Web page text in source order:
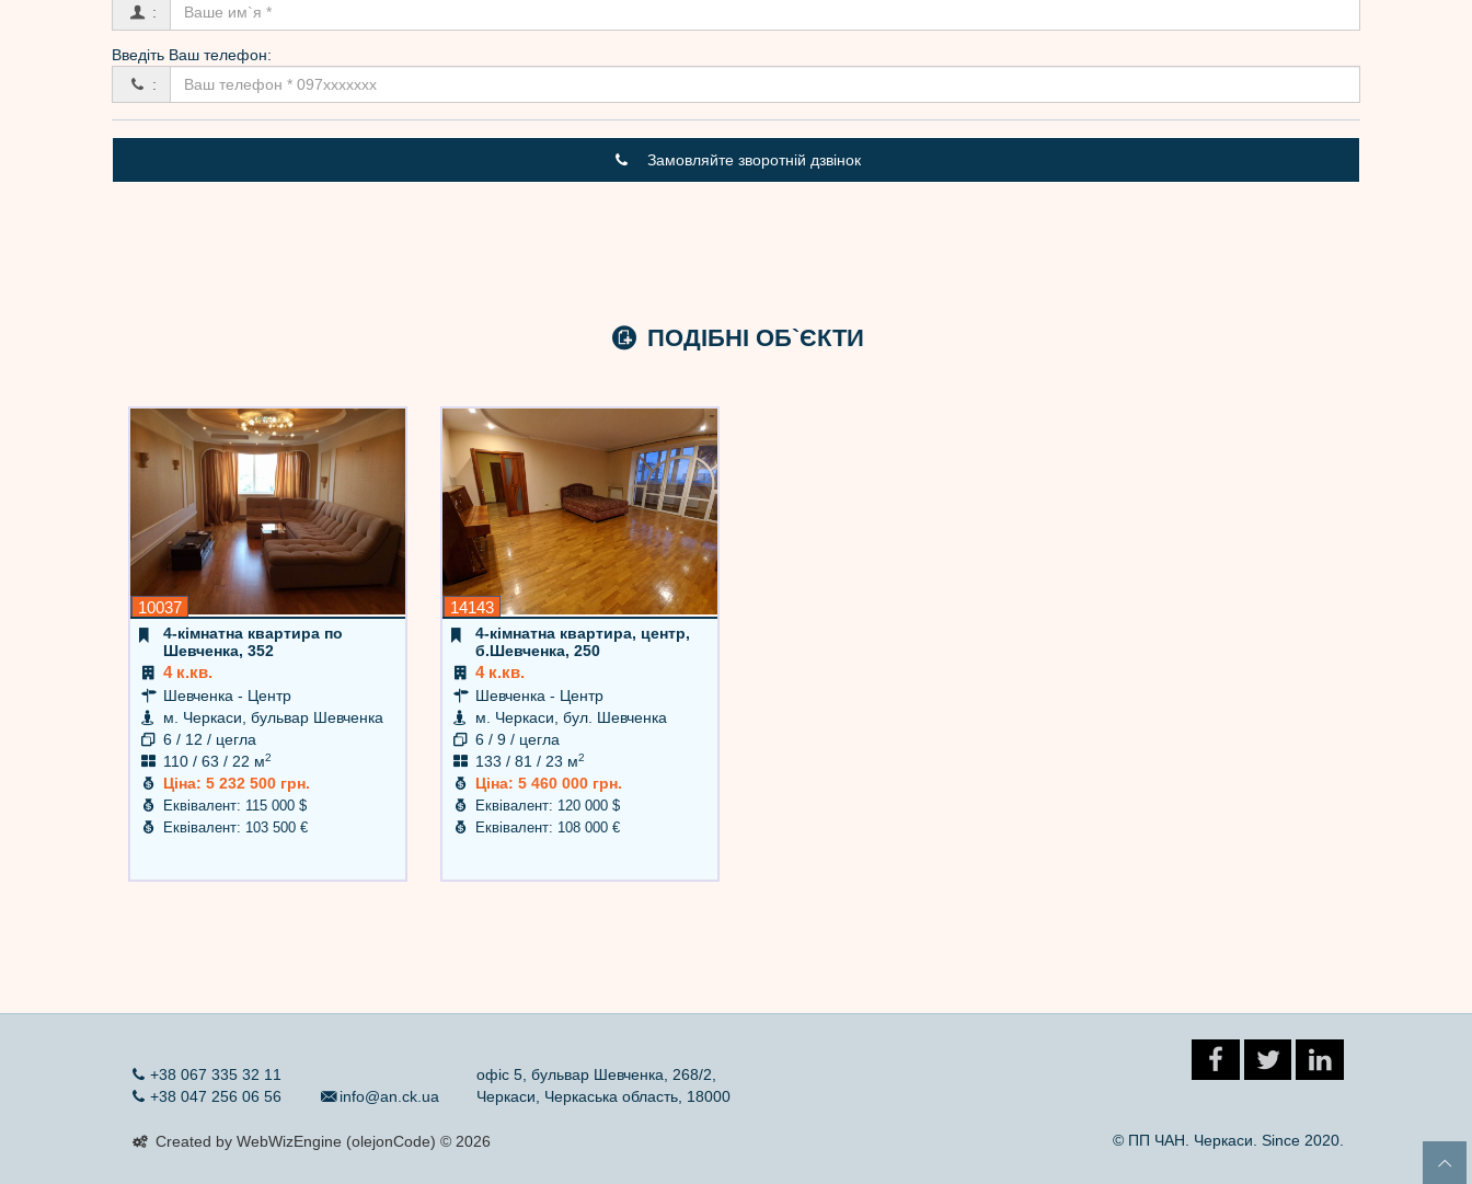
:
Введіть Ваш телефон:
:
Замовляйте зворотній дзвінок
ПОДІБНІ ОБ`ЄКТИ
10037
4-кімнатна квартира по
Шевченка, 352
4 к.кв.
Шевченка - Центр
м. Черкаси, бульвар Шевченка
6 / 12 / цегла
110 / 63 / 22 м2
Ціна: 5 232 500 грн.
Еквівалент: 115 000 $
Еквівалент: 103 500 €
14143
4-кімнатна квартира, центр,
б.Шевченка, 250
4 к.кв.
Шевченка - Центр
м. Черкаси, бул. Шевченка
6 / 9 / цегла
133 / 81 / 23 м2
Ціна: 5 460 000 грн.
Еквівалент: 120 000 $
Еквівалент: 108 000 €
+38 067 335 32 11
+38 047 256 06 56
info@an.ck.ua
офіс 5, бульвар Шевченка, 268/2,
Черкаси, Черкаська область, 18000
Created by WebWizEngine (olejonCode) © 2026 © ПП ЧАН. Черкаси. Since 2020.